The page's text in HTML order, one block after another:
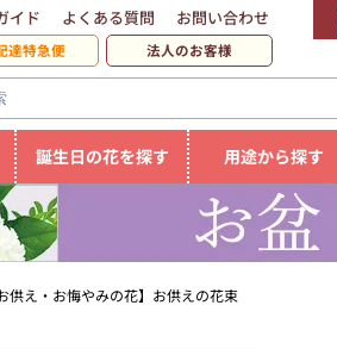
イド よくある質問 お問い合わせ
達特急便 法人のお客様
誕生日の花を探す 用途から探す
お供え・お悔やみの花】お供えの花束